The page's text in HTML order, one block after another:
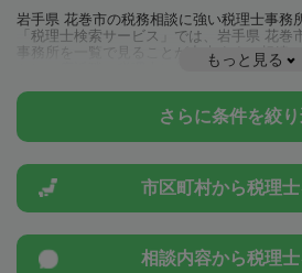
岩手県 花巻市の税務相談に強い税理士事務
「税理士検索サービス」では、岩手県 花巻
事務所を一覧で見ることが出来ます。相続
とは一度近隣の税理士に相談してみましょう
もっと見る
さらに条件を絞
市区町村から税理
相談内容から税理